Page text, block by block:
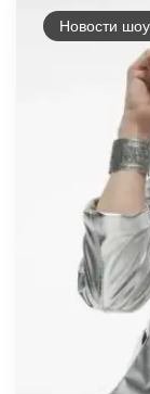
Новости